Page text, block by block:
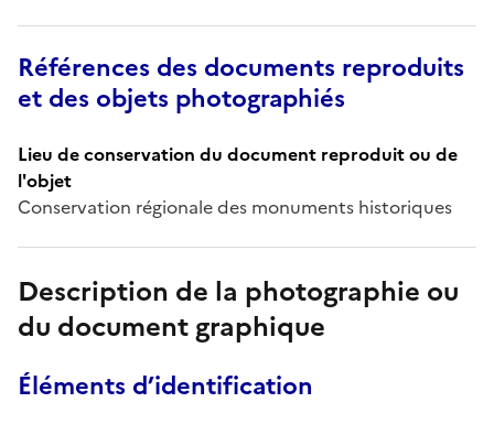
Références des documents reproduits
et des objets photographiés
Lieu de conservation du document reproduit ou de
l'objet
Conservation régionale des monuments historiques
Description de la photographie ou
du document graphique
Éléments d’identification